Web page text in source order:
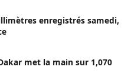
enregistrés samedi,
met la main sur 1,070